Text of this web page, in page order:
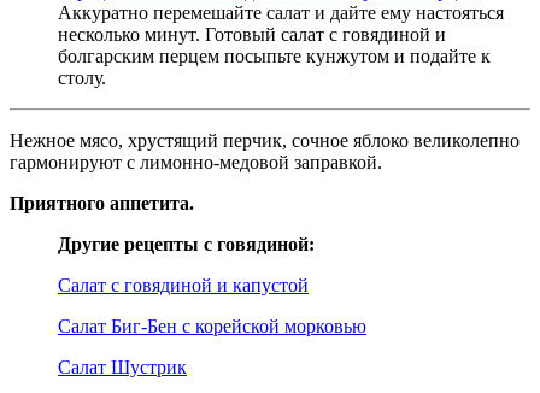
Аккуратно перемешайте салат и дайте ему настояться
несколько минут. Готовый салат с говядиной и
болгарским перцем посыпьте кунжутом и подайте к
столу.
Нежное мясо, хрустящий перчик, сочное яблоко великолепно
гармонируют с лимонно-медовой заправкой.
Приятного аппетита.
Другие рецепты с говядиной:
Салат с говядиной и капустой
Салат Биг-Бен с корейской морковью
Салат Шустрик